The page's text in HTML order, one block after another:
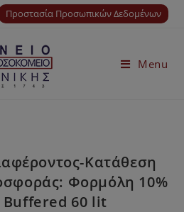
Προστασία Προσωπικών Δεδομένων
Menu
Κατάθεση
Φορμόλη 10%
60 lit